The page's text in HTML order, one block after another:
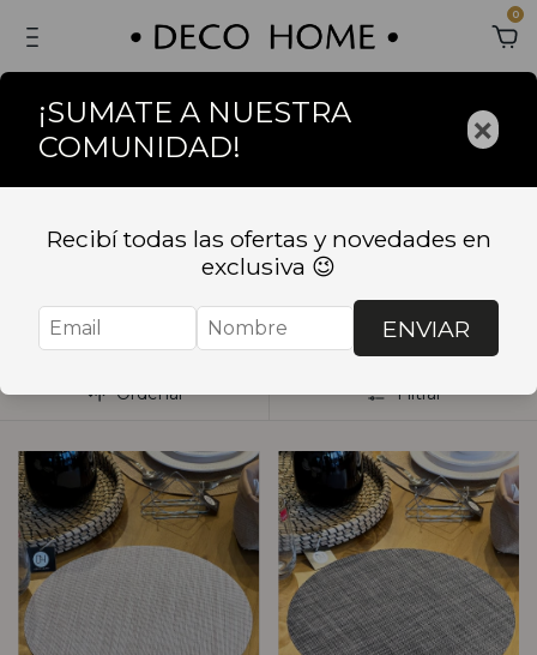
0
Inicio . BAZAR . TEXTILES . Individuales . Individuales de
Individuales de PVC /
Rafia
Ordenar Filtrar
¡SUMATE A NUESTRA
COMUNIDAD!
×
Recibí todas las ofertas y novedades en
exclusiva 😉
ENVIAR